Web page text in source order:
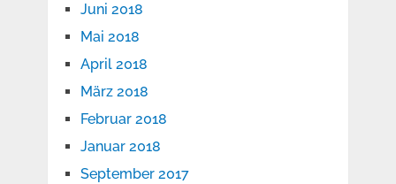
Juni 2018
Mai 2018
April 2018
März 2018
Februar 2018
Januar 2018
September 2017